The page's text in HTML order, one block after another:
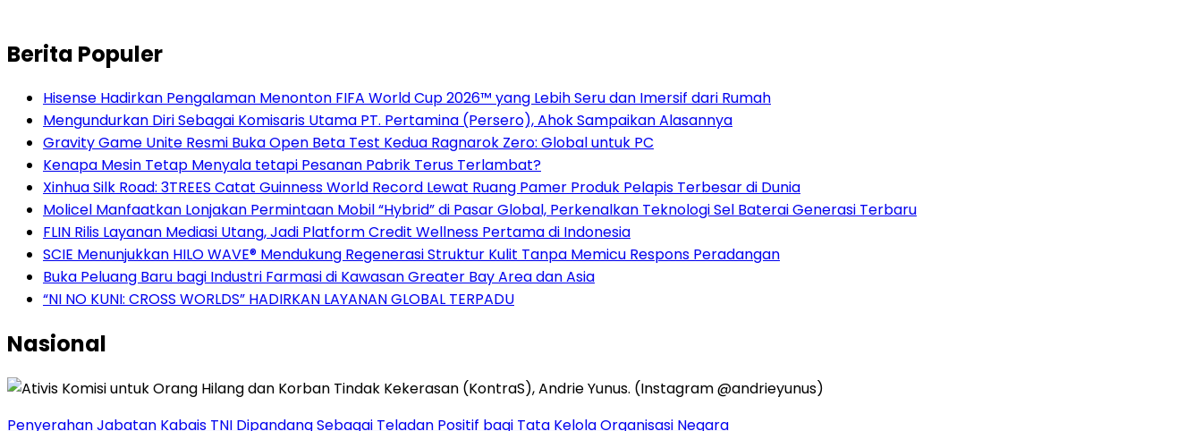
Berita Populer
Hisense Hadirkan Pengalaman Menonton FIFA World Cup 2026™ yang Lebih Seru dan Imersif dari Rumah
Mengundurkan Diri Sebagai Komisaris Utama PT. Pertamina (Persero), Ahok Sampaikan Alasannya
Gravity Game Unite Resmi Buka Open Beta Test Kedua Ragnarok Zero: Global untuk PC
Kenapa Mesin Tetap Menyala tetapi Pesanan Pabrik Terus Terlambat?
Xinhua Silk Road: 3TREES Catat Guinness World Record Lewat Ruang Pamer Produk Pelapis Terbesar di Dunia
Molicel Manfaatkan Lonjakan Permintaan Mobil “Hybrid” di Pasar Global, Perkenalkan Teknologi Sel Baterai Generasi Terbaru
FLIN Rilis Layanan Mediasi Utang, Jadi Platform Credit Wellness Pertama di Indonesia
SCIE Menunjukkan HILO WAVE® Mendukung Regenerasi Struktur Kulit Tanpa Memicu Respons Peradangan
Buka Peluang Baru bagi Industri Farmasi di Kawasan Greater Bay Area dan Asia
“NI NO KUNI: CROSS WORLDS” HADIRKAN LAYANAN GLOBAL TERPADU
Nasional
Penyerahan Jabatan Kabais TNI Dipandang Sebagai Teladan Positif bagi Tata Kelola Organisasi Negara